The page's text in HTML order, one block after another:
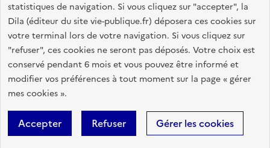
statistiques de navigation. Si vous cliquez sur "accepter", la
Dila (éditeur du site vie-publique.fr) déposera ces cookies sur
votre terminal lors de votre navigation. Si vous cliquez sur
"refuser", ces cookies ne seront pas déposés. Votre choix est
conservé pendant 6 mois et vous pouvez être informé et
modifier vos préférences à tout moment sur la page « gérer
mes cookies ».
Accepter Refuser Gérer les cookies
legifrance.gouv.fr info.gouv.fr
data.gouv.fr
service-public.gouv.fr
Accessibilité : totalement conforme
Données personnelles
Sauf mention contraire, tous les textes de ce site sont sous